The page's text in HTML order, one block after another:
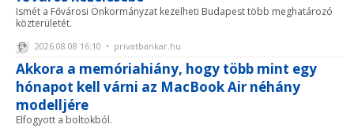
Ismét a Fővárosi Önkormányzat kezelheti Budapest több meghatározó
közterületét.
2026.08.08 16:10 • privatbankar.hu
Akkora a memóriahiány, hogy több mint egy
hónapot kell várni az MacBook Air néhány
modelljére
Elfogyott a boltokból.